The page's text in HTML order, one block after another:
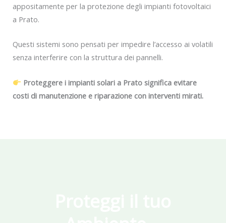
appositamente per la protezione degli impianti fotovoltaici
a Prato.
Questi sistemi sono pensati per impedire l’accesso ai volatili
senza interferire con la struttura dei pannelli.
Proteggere i impianti solari a Prato significa evitare
costi di manutenzione e riparazione con interventi mirati.